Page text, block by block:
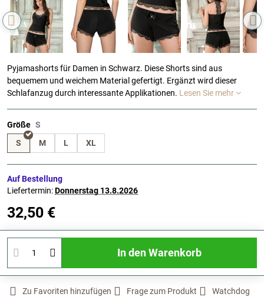
Pyjamashorts für Damen in Schwarz. Diese Shorts sind aus
bequemem und weichem Material gefertigt. Ergänzt wird dieser
Schlafanzug durch interessante Applikationen. Lesen Sie mehr
Größe
S
M L XL
Auf Bestellung
Liefertermin:Donnerstag 13.8.2026
32,50 €
In den Warenkorb
Zu Favoriten hinzufügen Frage zum Produkt
Watchdog